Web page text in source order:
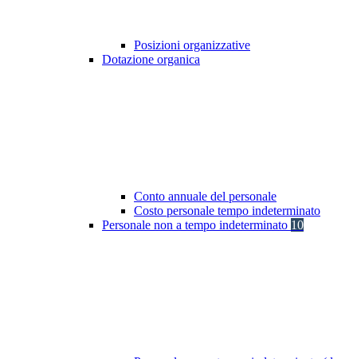
Posizioni organizzative
Dotazione organica
Conto annuale del personale
Costo personale tempo indeterminato
Personale non a tempo indeterminato 10